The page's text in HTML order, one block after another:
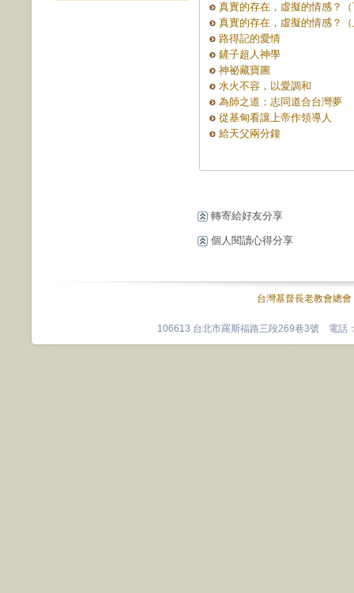
真實的存在，虛擬的情感？
真實的存在，虛擬的情感？
路得記的愛情
鏟子超人神學
神祕藏寶圖
水火不容，以愛調和
為師之道：志同道合台灣夢
從基甸看讓上帝作領導人
給天父兩分鐘
轉寄給好友分享
個人閱讀心得分享
台灣基督長老教會總會
106613 台北市羅斯福路三段269巷3號 電